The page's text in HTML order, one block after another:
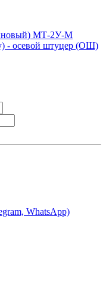
МТ-2У-М
осевой штуцер (ОШ)
WhatsApp)